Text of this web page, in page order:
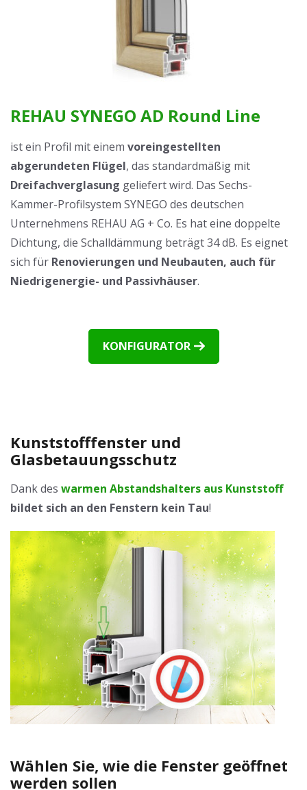
REHAU SYNEGO AD Round Line
ist ein Profil mit einem voreingestellten
abgerundeten Flügel, das standardmäßig mit
Dreifachverglasung geliefert wird. Das Sechs-
Kammer-Profilsystem SYNEGO des deutschen
Unternehmens REHAU AG + Co. Es hat eine doppelte
Dichtung, die Schalldämmung beträgt 34 dB. Es eignet
sich für Renovierungen und Neubauten, auch für
Niedrigenergie- und Passivhäuser.
KONFIGURATOR
Kunststofffenster und
Glasbetauungsschutz
Dank des warmen Abstandshalters aus Kunststoff
bildet sich an den Fenstern kein Tau!
Wählen Sie, wie die Fenster geöffnet
werden sollen